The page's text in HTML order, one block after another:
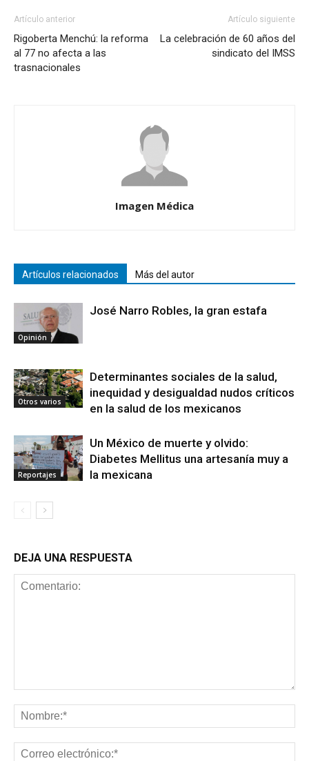
Artículo anterior
Rigoberta Menchú: la reforma
al 77 no afecta a las
trasnacionales
Artículo siguiente
La celebración de 60 años del
sindicato del IMSS
Imagen Médica
Artículos relacionados Más del autor
Opinión
José Narro Robles, la gran estafa
Otros varios
Determinantes sociales de la salud,
inequidad y desigualdad nudos críticos
en la salud de los mexicanos
Reportajes
Un México de muerte y olvido:
Diabetes Mellitus una artesanía muy a
la mexicana
DEJA UNA RESPUESTA